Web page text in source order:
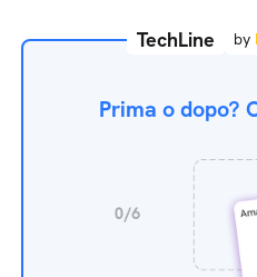
TechLine by
Prima o dopo?